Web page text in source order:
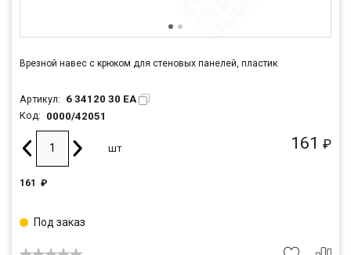
Врезной навес с крюком для стеновых панелей, пластик
Артикул: 6 34120 30 EA
Код: 0000/42051
161 ₽
шт
161 ₽
Под заказ